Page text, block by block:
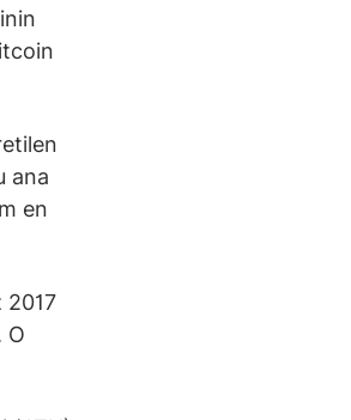
ana
en
2017
O